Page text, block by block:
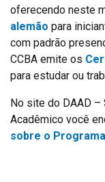
oferecendo neste
alemão para
com padrão
CCBA emite os
para estudar ou
No site do DAAD
Acadêmico você
sobre o Programa